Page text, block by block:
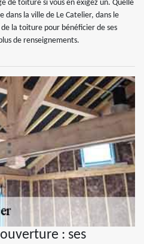
de toiture si vous en exigez un. Quelle
la ville de Le Catelier, dans le
la toiture pour bénéficier de ses
de renseignements.
: ses